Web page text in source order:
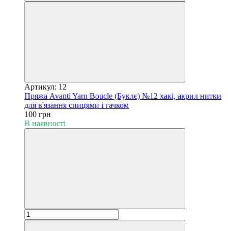
Артикул: 12
Пряжа Avanti Yarn Boucle (Буклє) №12 хакі, акрил нитки
для в'язання спицями і гачком
100 грн
В наявності